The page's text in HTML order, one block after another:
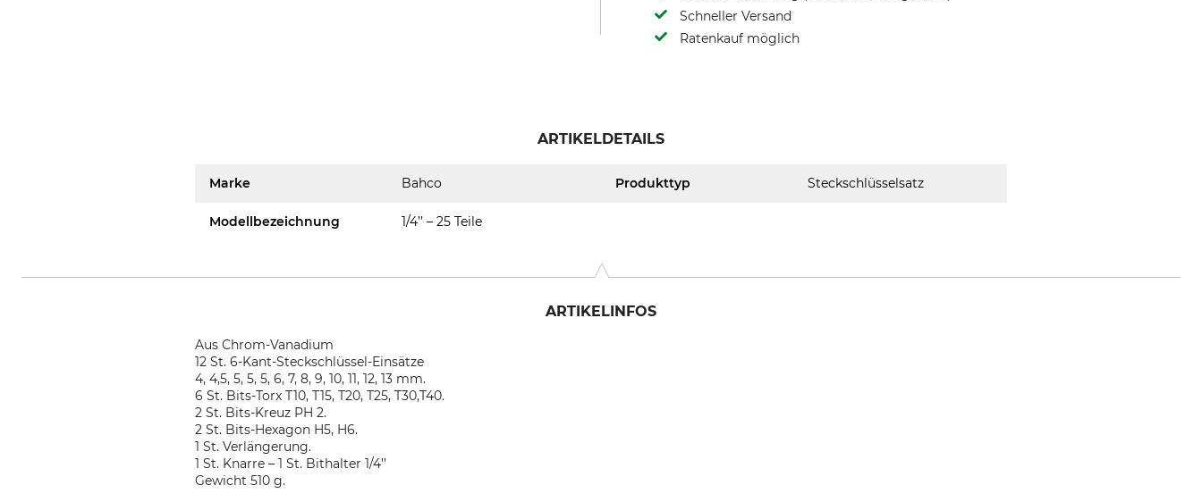
Schneller Versand
Ratenkauf möglich
ARTIKELDETAILS
Marke Bahco Produkttyp Steckschlüsselsatz
Modellbezeichnung 1/4’’ – 25 Teile
ARTIKELINFOS
Aus Chrom-Vanadium
12 St. 6-Kant-Steckschlüssel-Einsätze
4, 4,5, 5, 5, 5, 6, 7, 8, 9, 10, 11, 12, 13 mm.
6 St. Bits-Torx T10, T15, T20, T25, T30,T40.
2 St. Bits-Kreuz PH 2.
2 St. Bits-Hexagon H5, H6.
1 St. Verlängerung.
1 St. Knarre – 1 St. Bithalter 1/4’’
Gewicht 510 g.